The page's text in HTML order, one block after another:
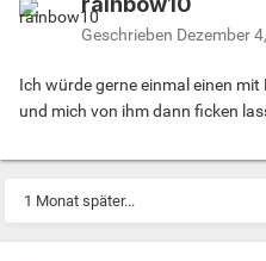
Geschrieben Dezember
Ich würde gerne einmal einen
und mich von ihm dann ficken
1 Monat später...